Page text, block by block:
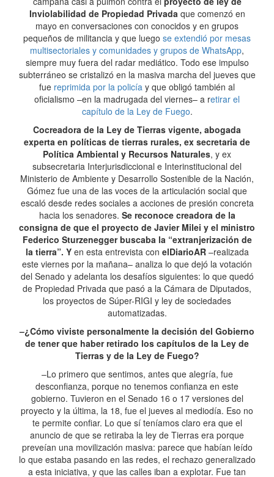
Inviolabilidad de Propiedad Privadaque comenzó en
mayo en conversaciones con conocidos y en grupos
pequeños de militancia y que luego se extendió por mesas
multisectoriales y comunidades y grupos de WhatsApp,
siempre muy fuera del radar mediático. Todo ese impulso
subterráneo se cristalizó en la masiva marcha del jueves que
fue reprimida por la policía y que obligó también al
oficialismo –en la madrugada del viernes– a retirar el
capítulo de la Ley de Fuego.
Cocreadora de la Ley de Tierras vigente, abogada
experta en políticas de tierras rurales, ex secretaria de
Política Ambiental y Recursos Naturales, y ex
subsecretaria Interjurisdiccional e Interinstitucional del
Ministerio de Ambiente y Desarrollo Sostenible de la Nación,
Gómez fue una de las voces de la articulación social que
escaló desde redes sociales a acciones de presión concreta
hacia los senadores. Se reconoce creadora de la
consigna de que el proyecto de Javier Milei y el ministro
Federico Sturzenegger buscaba la “extranjerización de
la tierra”. Y en esta entrevista con elDiarioAR–realizada
este viernes por la mañana– analiza lo que dejó la votación
del Senado y adelanta los desafíos siguientes: lo que quedó
de Propiedad Privada que pasó a la Cámara de Diputados,
los proyectos de Súper-RIGI y ley de sociedades
automatizadas.
–¿Cómo viviste personalmente la decisión del Gobierno
de tener que haber retirado los capítulos de la Ley de
Tierras y de la Ley de Fuego?
–Lo primero que sentimos, antes que alegría, fue
desconfianza, porque no tenemos confianza en este
gobierno. Tuvieron en el Senado 16 o 17 versiones del
proyecto y la última, la 18, fue el jueves al mediodía. Eso no
te permite confiar. Lo que sí teníamos claro era que el
anuncio de que se retiraba la ley de Tierras era porque
preveían una movilización masiva: parece que habían leído
lo que estaba pasando en las redes, el rechazo generalizado
a esta iniciativa, y que las calles iban a explotar. Fue tan